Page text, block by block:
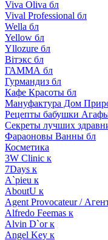
Viva Oliva бл
Vival Professional бл
Wella бл
Yellow бл
Yllozure бл
Вiтэкс бл
ГАММА бл
Гурмандиз бл
Кафе Красоты бл
Мануфактура Дом
Рецепты бабушки
Секреты лучших
Фараоновы Ванны бл
Косметика
3W Clinic к
7Days к
A`pieu к
AboutU к
Agent Provocateur /
Alfredo Feemas к
Alvin D`or к
Angel Key к